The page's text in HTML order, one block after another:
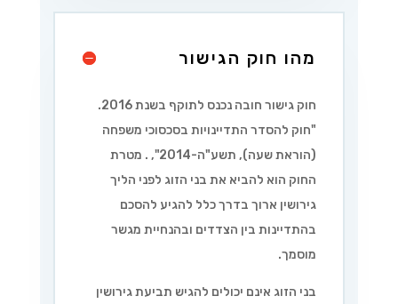
מהו חוק הגישור
חוק גישור חובה נכנס לתוקף בשנת 2016.
"חוק להסדר התדיינויות בסכסוכי משפחה
(הוראת שעה), תשע"ה-2014
", . מטרת
החוק הוא להביא את בני הזוג לפני הליך
גירושין ארוך בדרך כלל להגיע להסכם
בהתדיינות בין הצדדים ובהנחיית מגשר
מוסמך.
בני הזוג אינם יכולים להגיש תביעת גירושין